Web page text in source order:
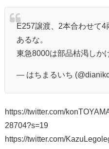
E257譲渡、2本合わせて
あるな。
東急8000は部品枯渇しか
— はちまるいち
https://twitter.com/
28704?s=19
https://twitter.com/